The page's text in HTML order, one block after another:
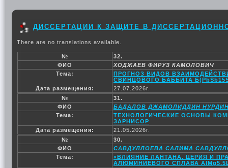
ДИССЕРТАЦИИ К ЗАЩИТЕ В
There are no translations available.
№
32.
ФИО
ХОДЖАЕВ ФИРУЗ КАМОЛОВИЧ
Тема:
ПРОГНОЗ ВИДОВ
СВИНЦОВОГО БАББИТА
Дата размещения:
27.07.2026г.
№
31.
ФИО
БАДАЛОВ ДЖАМОЛИДДИН
Тема:
ТЕХНОЛОГИЧЕСКИЕ ОСНОВЫ
ЗАРНИСОР
Дата размещения:
21.05.2026г.
№
30.
ФИО
САВДУЛЛОЕВА САЛИМА
Тема:
«ВЛИЯНИЕ ЛАНТАНА, ЦЕРИЯ И
АЛЮМИНИЕВОГО СПЛАВА